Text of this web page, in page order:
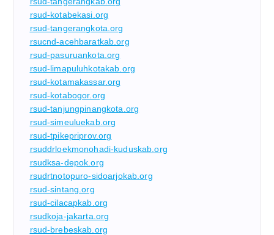
rsud-kotabekasi.org
rsud-tangerangkota.org
rsucnd-acehbaratkab.org
rsud-pasuruankota.org
rsud-limapuluhkotakab.org
rsud-kotamakassar.org
rsud-kotabogor.org
rsud-tanjungpinangkota.org
rsud-simeuluekab.org
rsud-tpikepriprov.org
rsuddrloekmonohadi-kuduskab.org
rsudksa-depok.org
rsudrtnotopuro-sidoarjokab.org
rsud-sintang.org
rsud-cilacapkab.org
rsudkoja-jakarta.org
rsud-brebeskab.org